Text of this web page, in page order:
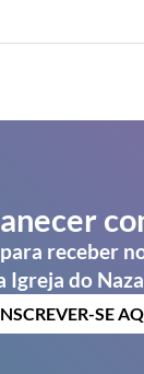
receber
Igreja do
SE